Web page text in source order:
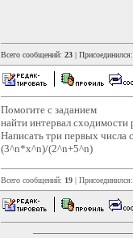
Всего сообщений: 23 | Присоединился:
Помогите с заданием
найти интервал сходимости
Написать три первых числа
(3^n*х^n)/(2^n+5^n)
Всего сообщений: 19 | Присоединился: